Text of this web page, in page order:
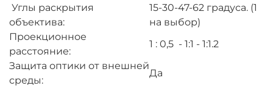
Углы раскрытия
объектива:
15-30-47-62 градуса. (1
на выбор)
Проекционное
расстояние:
1 : 0,5 - 1:1 - 1:1.2
Защита оптики от внешней
среды:
Да